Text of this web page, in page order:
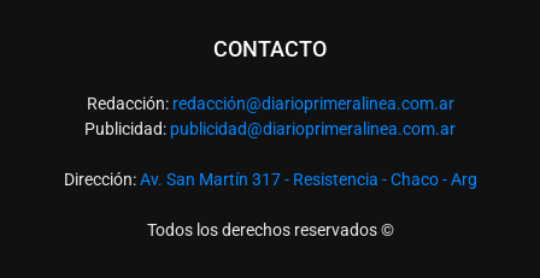
CONTACTO
Redacción: redacción@diarioprimeralinea.com.ar
Publicidad: publicidad@diarioprimeralinea.com.ar
Dirección:Av. San Martín 317 - Resistencia - Chaco - Arg
Todos los derechos reservados ©